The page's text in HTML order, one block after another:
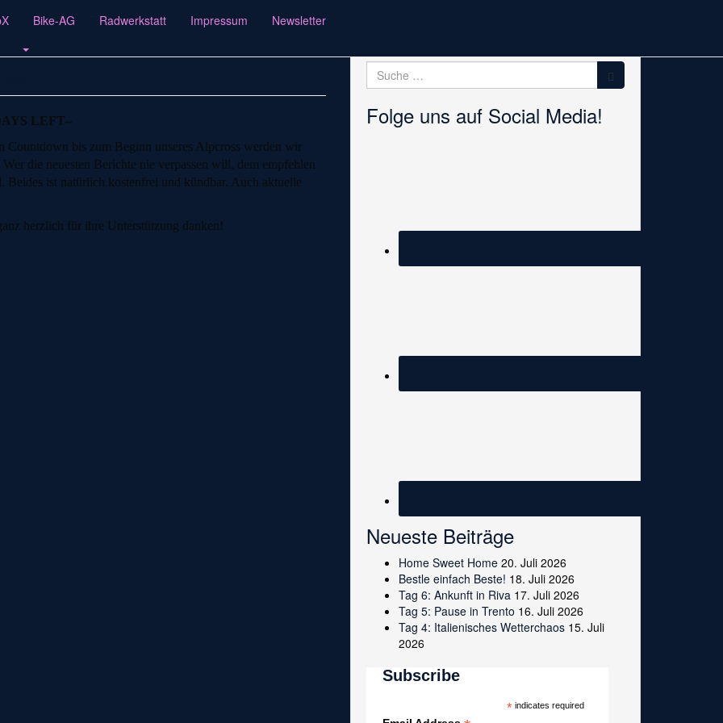
Bike-AG Radwerkstatt Impressum Newsletter
– Noch 3 Tage!
LEFT–
Countdown bis zum Beginn unseres Alpcross werden wir
die neuesten Berichte nie verpassen will, dem empfehlen
ist natürlich kostenfrei und kündbar. Auch aktuelle
herzlich für ihre Unterstützung danken!
Suche
nach:
Folge uns auf Social Media!
Neueste Beiträge
Home Sweet Home 20. Juli 2026
Bestle einfach Beste! 18. Juli 2026
Tag 6: Ankunft in Riva 17. Juli 2026
Tag 5: Pause in Trento 16. Juli 2026
Tag 4: Italienisches Wetterchaos 15. Juli
2026
Subscribe
*indicates required